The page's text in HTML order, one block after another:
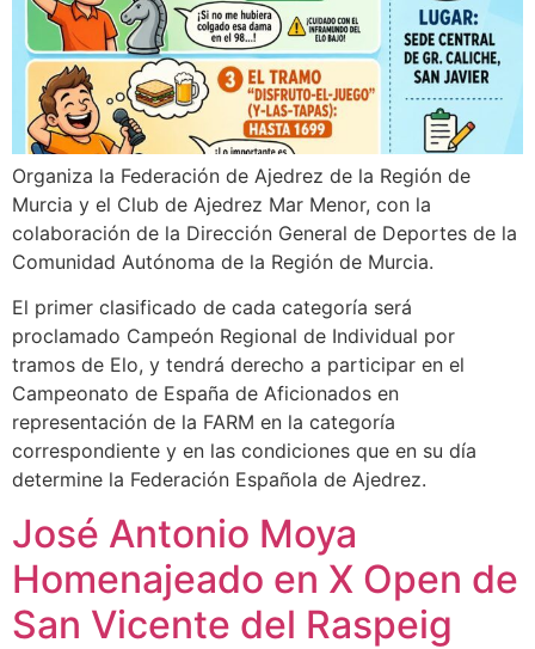
Organiza la Federación de Ajedrez de la Región de
Murcia y el Club de Ajedrez Mar Menor, con la
colaboración de la Dirección General de Deportes de la
Comunidad Autónoma de la Región de Murcia.
El primer clasificado de cada categoría será
proclamado Campeón Regional de Individual por
tramos de Elo, y tendrá derecho a participar en el
Campeonato de España de Aficionados en
representación de la FARM en la categoría
correspondiente y en las condiciones que en su día
determine la Federación Española de Ajedrez.
José Antonio Moya
Homenajeado en X Open de
San Vicente del Raspeig